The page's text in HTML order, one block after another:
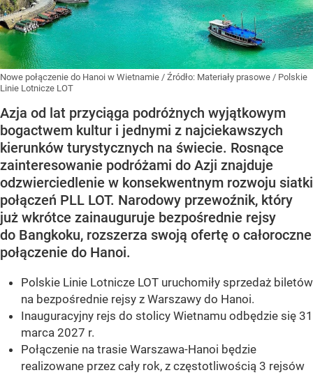
Nowe połączenie do Hanoi w Wietnamie / Źródło: Materiały prasowe / Polskie
Linie Lotnicze LOT
Azja od lat przyciąga podróżnych wyjątkowym
bogactwem kultur i jednymi z najciekawszych
kierunków turystycznych na świecie. Rosnące
zainteresowanie podróżami do Azji znajduje
odzwierciedlenie w konsekwentnym rozwoju siatki
połączeń PLL LOT. Narodowy przewoźnik, który
już wkrótce zainauguruje bezpośrednie rejsy
do Bangkoku, rozszerza swoją ofertę o całoroczne
połączenie do Hanoi.
Polskie Linie Lotnicze LOT uruchomiły sprzedaż biletów
na bezpośrednie rejsy z Warszawy do Hanoi.
Inauguracyjny rejs do stolicy Wietnamu odbędzie się 31
marca 2027 r.
Połączenie na trasie Warszawa-Hanoi będzie
realizowane przez cały rok, z częstotliwością 3 rejsów